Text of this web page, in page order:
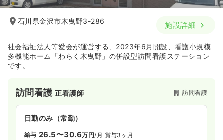
石川県金沢市木曳野3-286 施設詳細
社会福祉法人等愛会が運営する、2023年6月開設、看護小規模
多機能ホーム「わらく木曳野」の併設型訪問看護ステーション
です。
訪問看護正看護師 訪問看護
日勤のみ（常勤）
給与 26.5〜30.6万円/月 賞与3ヶ月